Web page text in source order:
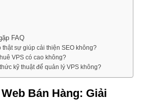
FAQ
thật sự giúp cải thiện SEO không?
VPS có cao không?
kỹ thuật để quản lý VPS không?
Bán Hàng: Giải